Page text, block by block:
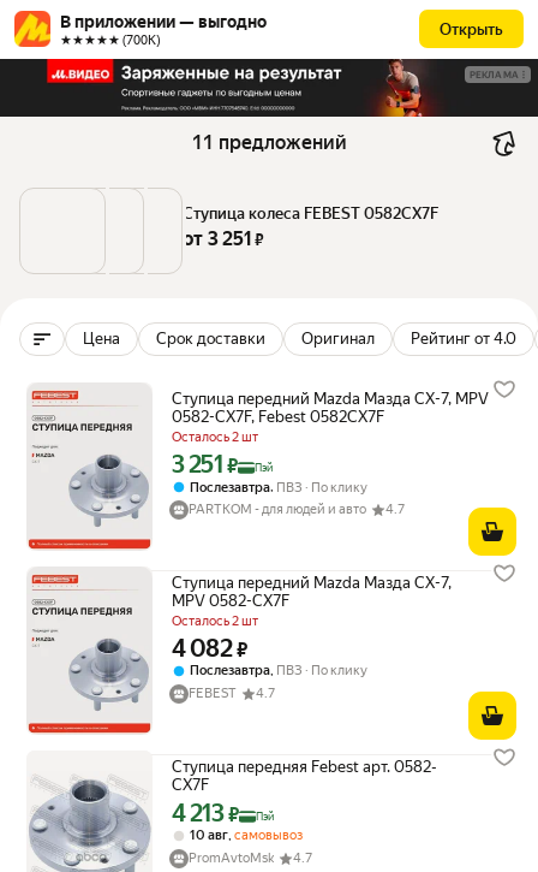
В приложении — выгодно
★★★★★ (700К)
Открыть
РЕКЛАМА
11 предложений
Ступица колеса FEBEST 0582CX7F
от 3 251 ₽
Цена Срок доставки Оригинал Рейтинг от 4.0
Ступица передний Mazda Мазда CX-7, MPV
0582-CX7F, Febest 0582CX7F
Осталось 2 шт
Цена с картой Яндекс Пэй 3251 ₽ вместо
3 251 ₽ Пэй
Послезавтра, ПВЗ
По клику
PARTKOM - для людей и авто
4.7
Ступица передний Mazda Мазда CX-7,
MPV 0582-CX7F
Осталось 2 шт
Цена 4082 ₽ вместо
4 082₽
Послезавтра, ПВЗ
По клику
FEBEST
4.7
Ступица передняя Febest арт. 0582-
CX7F
Цена с картой Яндекс Пэй 4213 ₽ вместо
4 213₽ Пэй
10 авг самовывоз
PromAvtoMsk
4.7